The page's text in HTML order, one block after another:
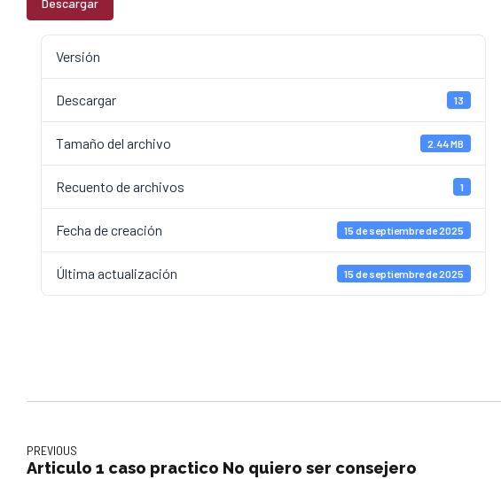
Versión
Descargar 13
Tamaño del archivo 2.44 MB
Recuento de archivos 1
Fecha de creación 15 de septiembre de 2025
Última actualización 15 de septiembre de 2025
PREVIOUS
Articulo 1 caso practico No quiero ser consejero